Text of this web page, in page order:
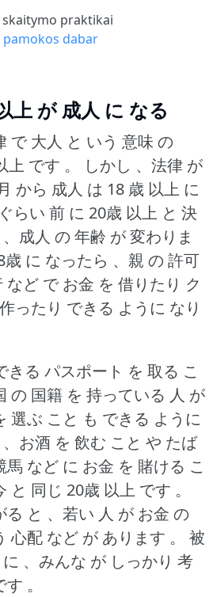
praktikai
dabar
上 が 成人 に なる
で 大人 と いう 意味 の
です 。
しかし 、法律 が
から 成人 は 18 歳 以上 に
らい 前 に 20歳 以上 と 決
成人 の 年齢 が 変わりま
に なったら 、親 の 許可
ど で お金 を 借りたり ク
ったり できる ように なり
きる パスポート を 取る こ
の 国籍 を 持っている 人 が
選ぶ こと も できる ように
、お酒 を 飲む こと や たば
など に お金 を 賭ける こ
と 同じ 20歳 以上 です 。
る と 、若い 人 が お金 の
配 など が あります 。
被
、みんな が しっかり 考
。